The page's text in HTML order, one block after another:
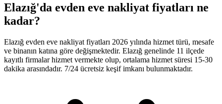
Elazığ'da evden eve nakliyat fiyatları ne
kadar?
Elazığ evden eve nakliyat fiyatları 2026 yılında hizmet türü, mesafe
ve binanın katına göre değişmektedir. Elazığ genelinde 11 ilçede
kayıtlı firmalar hizmet vermekte olup, ortalama hizmet süresi 15-30
dakika arasındadır. 7/24 ücretsiz keşif imkanı bulunmaktadır.